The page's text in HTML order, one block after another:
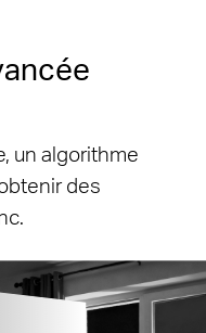
un algorithme
des
jusqu'à